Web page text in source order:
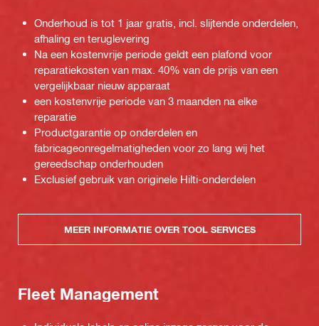
Onderhoud is tot 1 jaar gratis, incl. slijtende onderdelen,
afhaling en teruglevering
Na een kostenvrije periode geldt een plafond voor
reparatiekosten van max. 40% van de prijs van een
vergelijkbaar nieuw apparaat
een kostenvrije periode van 3 maanden na elke
reparatie
Productgarantie op onderdelen en
fabricageonregelmatigheden voor zo lang wij het
gereedschap onderhouden
Exclusief gebruik van originele Hilti-onderdelen
MEER INFORMATIE OVER TOOL SERVICES
Fleet Management